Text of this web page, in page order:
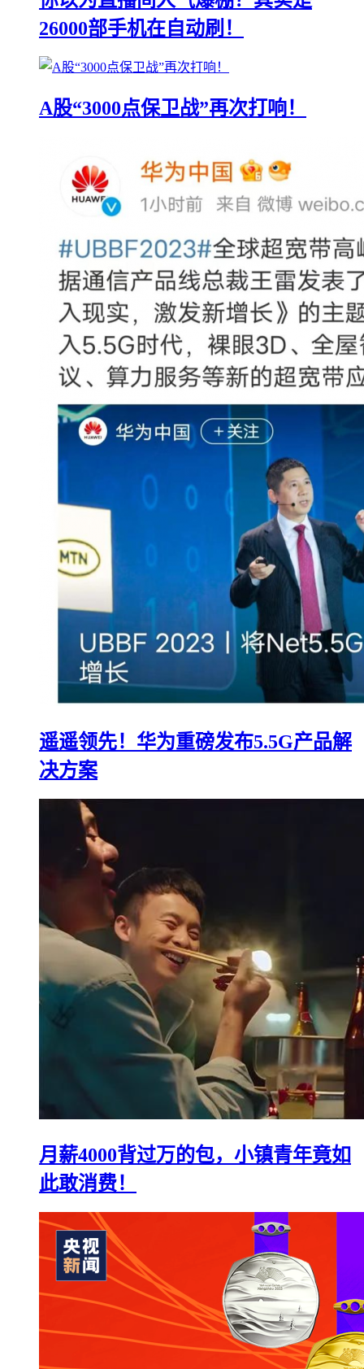
26000部手机在自动刷！
A股“3000点保卫战”再次打响！
遥遥领先！华为重磅发布5.5G产品解
决方案
月薪4000背过万的包，小镇青年竟如
此敢消费！